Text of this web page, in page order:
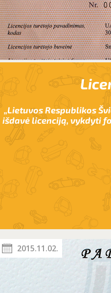
„Lietuvos Respublikos
išdavė licenciją, vykdyti
2015.11.02.